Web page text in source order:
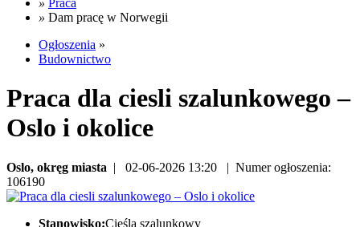
» Praca
» Dam pracę w Norwegii
Ogłoszenia »
Budownictwo
Praca dla ciesli szalunkowego –
Oslo i okolice
Oslo, okręg miasta | 02-06-2026 13:20 | Numer ogłoszenia:
106190
Stanowisko:Cieśla szalunkowy